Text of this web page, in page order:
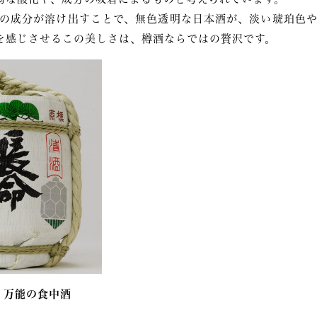
成分が溶け出すことで、無色透明な日本酒が、淡い琥珀色
じさせるこの美しさは、樽酒ならではの贅沢です。
能の食中酒